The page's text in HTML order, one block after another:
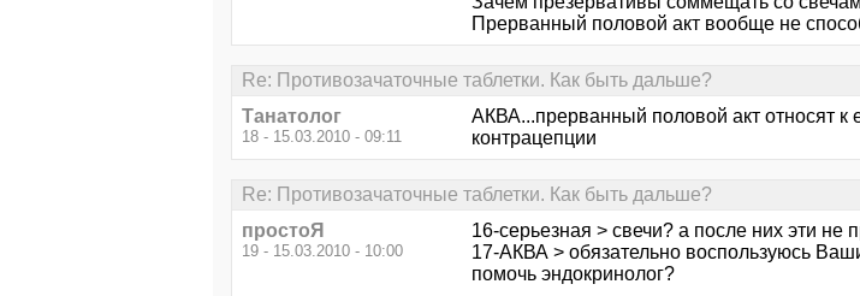
Прерванный половой акт вообще не
Re: Противозачаточные таблетки. Как быть дальше?
Танатолог
18 - 15.03.2010 - 09:11
АКВА...прерванный половой акт относят к
контрацепции
Re: Противозачаточные таблетки. Как быть дальше?
простоЯ
19 - 15.03.2010 - 10:00
16-серьезная > свечи? а после них эти
17-АКВА > обязательно воспользуюсь
помочь эндокринолог?